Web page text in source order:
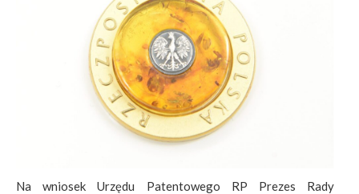
Na wniosek Urzędu Patentowego RP Prezes Rady